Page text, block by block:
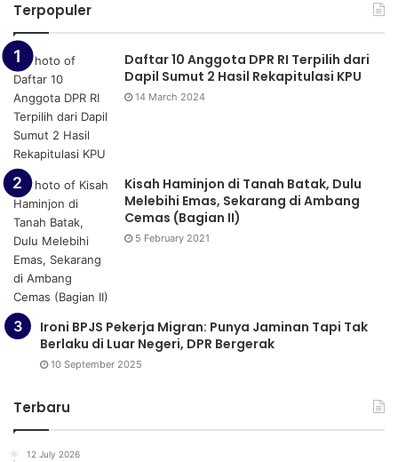
Terpopuler
Daftar 10 Anggota DPR RI Terpilih dari
Dapil Sumut 2 Hasil Rekapitulasi KPU
14 March 2024
Kisah Haminjon di Tanah Batak, Dulu
Melebihi Emas, Sekarang di Ambang
Cemas (Bagian II)
5 February 2021
Ironi BPJS Pekerja Migran: Punya Jaminan Tapi Tak
Berlaku di Luar Negeri, DPR Bergerak
10 September 2025
Terbaru
12 July 2026